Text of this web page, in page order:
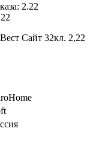
2.22
Сайт 32кл. 2,22